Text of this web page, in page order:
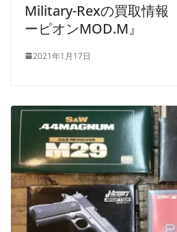
Military-Rexの買取情報
ーピオンMOD.M』
2021年1月17日